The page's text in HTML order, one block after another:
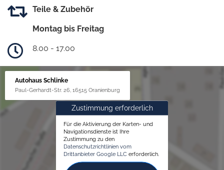
Teile & Zubehör
Montag bis Freitag
8.00 - 17.00
Autohaus Schlinke
Paul-Gerhardt-Str. 26, 16515 Oranienburg
Zustimmung erforderlich
Für die Aktivierung der Karten- und
Navigationsdienste ist Ihre
Zustimmung zu den
Datenschutzrichtlinien vom
Drittanbieter Google LLC erforderlich.